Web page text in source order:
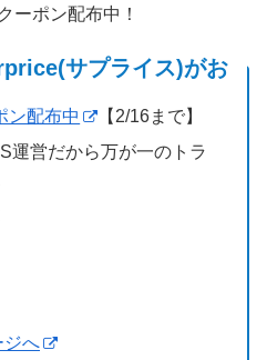
ーポン配布中！
サプライス)がお
ン配布中
【2/16まで】
運営だから万が一のトラ
ジへ